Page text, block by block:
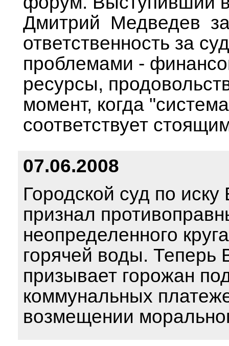
Дмитрий Медведев
ответственность за
проблемами -
ресурсы,
момент, когда
соответствует
07.06.2008
Городской суд по
признал
неопределенного
горячей воды. Теперь
призывает горожан
коммунальных
возмещении